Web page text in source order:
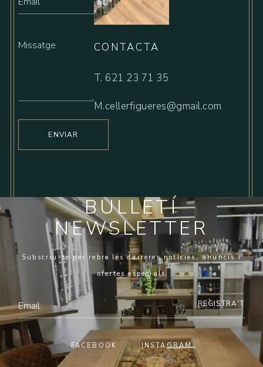
ENVIAR
CONTACTA
T. 621 23 71 35
M.cellerfigueres@gmail.com
BULLETÍ
NEWSLETTER
Subscriu-te per rebre les darreres notícies, anuncis i
ofertes especials
REGISTRA'T
FACEBOOK INSTAGRAM